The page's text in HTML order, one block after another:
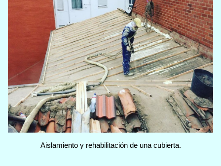
Aislamiento y rehabilitación de una cubierta.